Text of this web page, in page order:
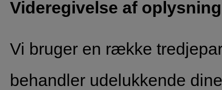
Videregivelse af
Vi bruger en række
behandler udelukkende